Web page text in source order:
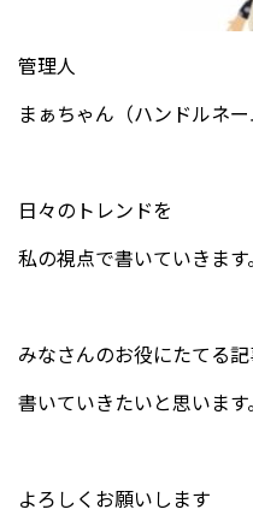
管理人
まぁちゃん（ハンドルネー
日々のトレンドを
私の視点で書いていきます。
みなさんのお役にたてる
書いていきたいと思います。
よろしくお願いします